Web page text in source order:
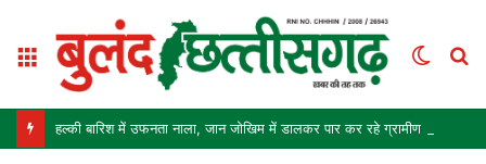
Menu
Switch